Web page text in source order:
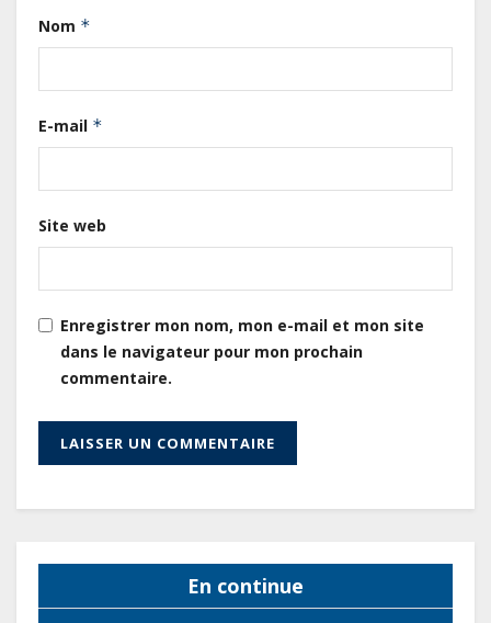
Nom *
E-mail *
Site web
Enregistrer mon nom, mon e-mail et mon site
dans le navigateur pour mon prochain
commentaire.
En continue
référence pour les grands projets
pays
milliards de FCFA